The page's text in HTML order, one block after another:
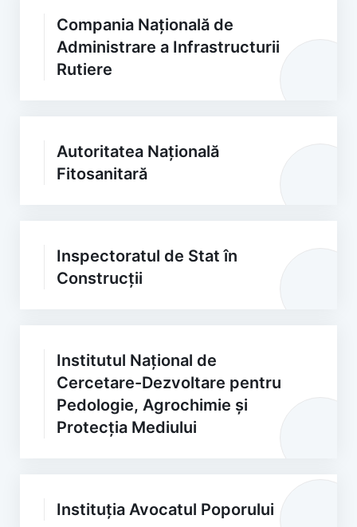
Compania Națională de
Administrare a Infrastructurii
Rutiere
Autoritatea Națională
Fitosanitară
Inspectoratul de Stat în
Construcții
Institutul Național de
Cercetare-Dezvoltare pentru
Pedologie, Agrochimie și
Protecția Mediului
Instituția Avocatul Poporului